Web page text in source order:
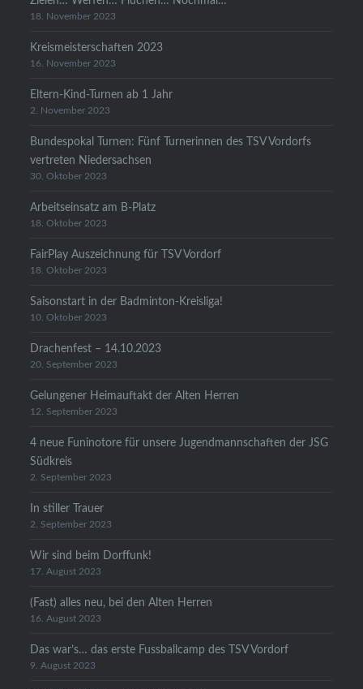
18. November 2023
Kreismeisterschaften 2023
16. November 2023
Eltern-Kind-Turnen ab 1 Jahr
2. November 2023
Bundespokal Turnen: Fünf Turnerinnen des TSV Vordorfs
vertreten Niedersachsen
30. Oktober 2023
Arbeitseinsatz am B-Platz
18. Oktober 2023
FairPlay Auszeichnung für TSV Vordorf
18. Oktober 2023
Saisonstart in der Badminton-Kreisliga!
10. Oktober 2023
Drachenfest – 14.10.2023
20. September 2023
Gelungener Heimauftakt der Alten Herren
12. September 2023
4 neue Funinotore für unsere Jugendmannschaften der JSG
Südkreis
2. September 2023
In stiller Trauer
2. September 2023
Wir sind beim Dorffunk!
17. August 2023
(Fast) alles neu, bei den Alten Herren
16. August 2023
Das war’s… das erste Fussballcamp des TSV Vordorf
9. August 2023